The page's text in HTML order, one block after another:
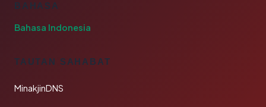
BAHASA
Bahasa Indonesia
TAUTAN SAHABAT
MinakjinDNS